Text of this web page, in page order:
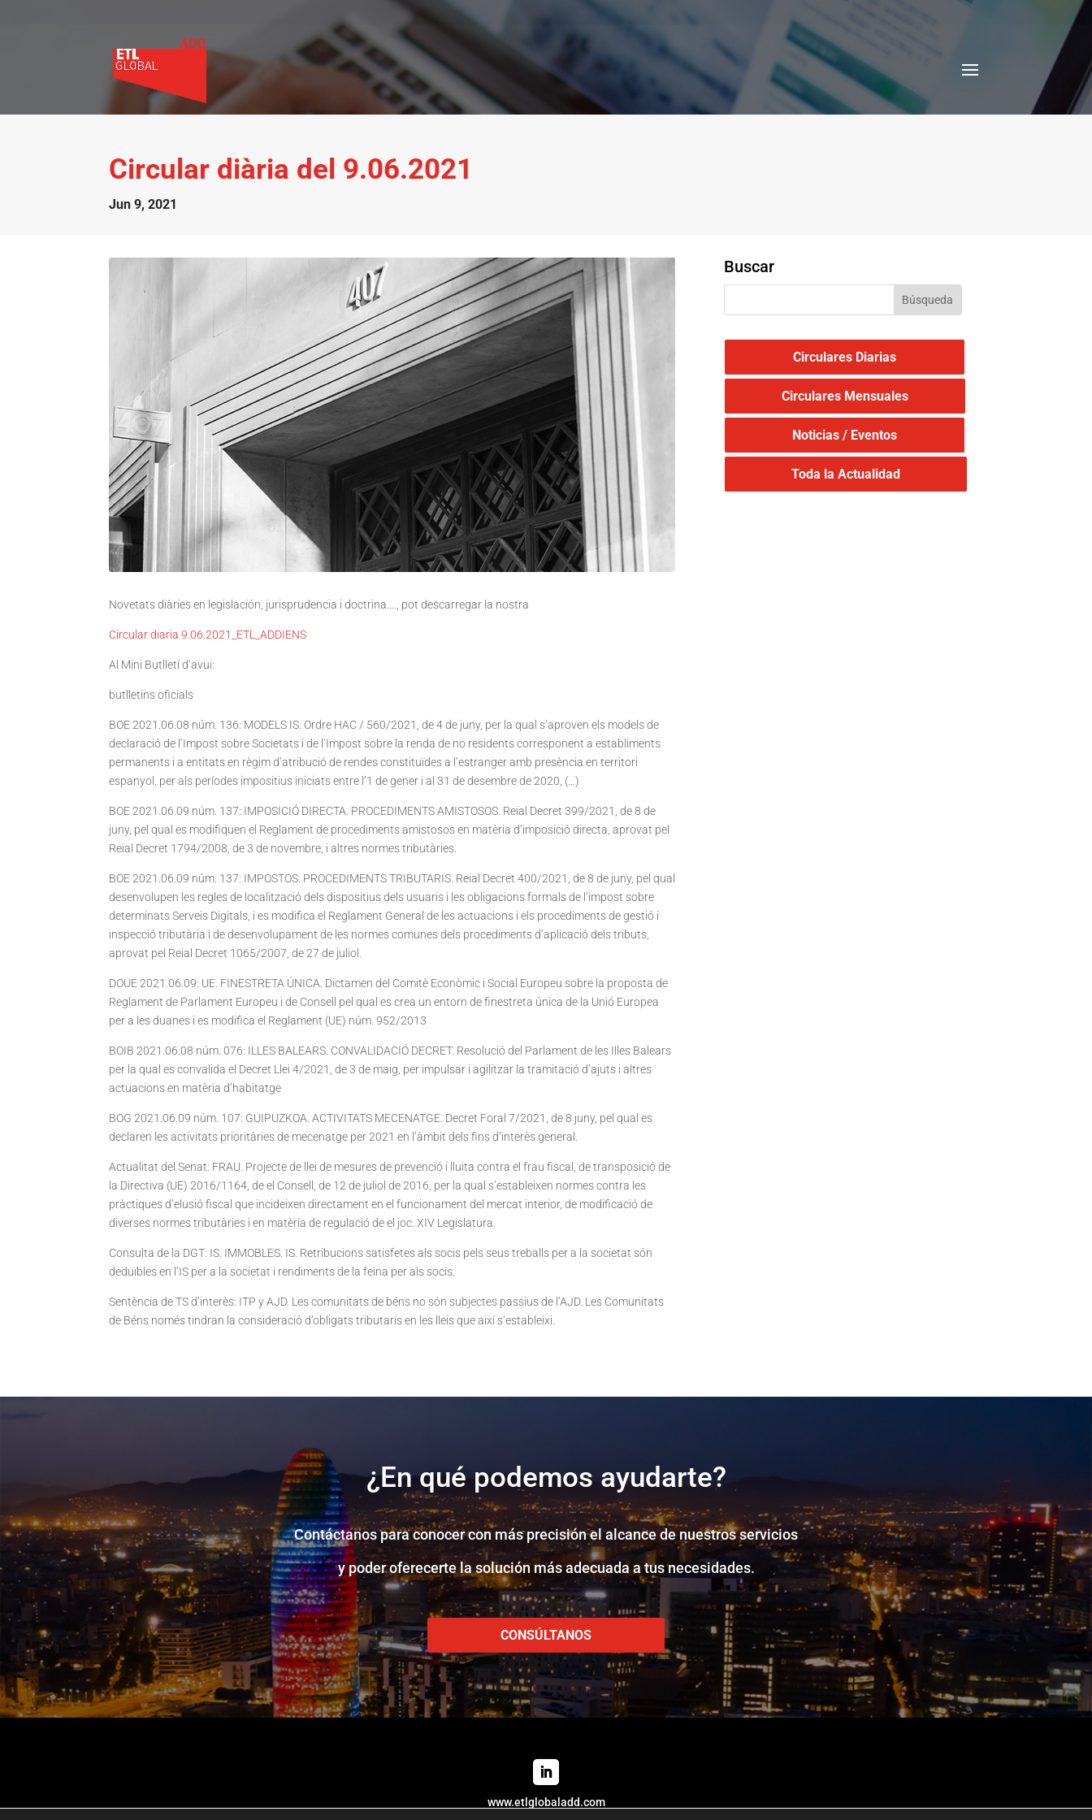
Circular diària del 9.06.2021
Jun 9, 2021
Novetats diàries en legislación, jurisprudencia i doctrina…., pot descarregar la nostra
Circular diaria 9.06.2021_ETL_ADDIENS
Al Mini Butlletí d’avui:
butlletins oficials
BOE 2021.06.08 núm. 136: MODELS IS. Ordre HAC / 560/2021, de 4 de juny, per la qual s’aproven els models de
declaració de l’Impost sobre Societats i de l’Impost sobre la renda de no residents corresponent a establiments
permanents i a entitats en règim d’atribució de rendes constituïdes a l’estranger amb presència en territori
espanyol, per als períodes impositius iniciats entre l’1 de gener i al 31 de desembre de 2020, (…)
BOE 2021.06.09 núm. 137: IMPOSICIÓ DIRECTA. PROCEDIMENTS AMISTOSOS. Reial Decret 399/2021, de 8 de
juny, pel qual es modifiquen el Reglament de procediments amistosos en matèria d’imposició directa, aprovat pel
Reial Decret 1794/2008, de 3 de novembre, i altres normes tributàries.
BOE 2021.06.09 núm. 137: IMPOSTOS. PROCEDIMENTS TRIBUTARIS. Reial Decret 400/2021, de 8 de juny, pel qual
desenvolupen les regles de localització dels dispositius dels usuaris i les obligacions formals de l’impost sobre
determinats Serveis Digitals, i es modifica el Reglament General de les actuacions i els procediments de gestió i
inspecció tributària i de desenvolupament de les normes comunes dels procediments d’aplicació dels tributs,
aprovat pel Reial Decret 1065/2007, de 27 de juliol.
DOUE 2021.06.09: UE. FINESTRETA ÚNICA. Dictamen del Comitè Econòmic i Social Europeu sobre la proposta de
Reglament de Parlament Europeu i de Consell pel qual es crea un entorn de finestreta única de la Unió Europea
per a les duanes i es modifica el Reglament (UE) núm. 952/2013
BOIB 2021.06.08 núm. 076: ILLES BALEARS. CONVALIDACIÓ DECRET. Resolució del Parlament de les Illes Balears
per la qual es convalida el Decret Llei 4/2021, de 3 de maig, per impulsar i agilitzar la tramitació d’ajuts i altres
actuacions en matèria d’habitatge
BOG 2021.06.09 núm. 107: GUIPUZKOA. ACTIVITATS MECENATGE. Decret Foral 7/2021, de 8 juny, pel qual es
declaren les activitats prioritàries de mecenatge per 2021 en l’àmbit dels fins d’interès general.
Actualitat del Senat: FRAU. Projecte de llei de mesures de prevenció i lluita contra el frau fiscal, de transposició de
la Directiva (UE) 2016/1164, de el Consell, de 12 de juliol de 2016, per la qual s’estableixen normes contra les
pràctiques d’elusió fiscal que incideixen directament en el funcionament del mercat interior, de modificació de
diverses normes tributàries i en matèria de regulació de el joc. XIV Legislatura.
Consulta de la DGT: IS. IMMOBLES. IS. Retribucions satisfetes als socis pels seus treballs per a la societat són
deduïbles en l’IS per a la societat i rendiments de la feina per als socis.
Sentència de TS d’interès: ITP y AJD. Les comunitats de béns no són subjectes passius de l’AJD. Les Comunitats
de Béns només tindran la consideració d’obligats tributaris en les lleis que així s’estableixi.
Buscar
Circulares Diarias
Circulares Mensuales
Noticias / Eventos
Toda la Actualidad
¿En qué podemos ayudarte?
Contáctanos para conocer con más precisión el alcance de nuestros servicios
y poder oferecerte la solución más adecuada a tus necesidades.
CONSÚLTANOS
www.etlglobaladd.com